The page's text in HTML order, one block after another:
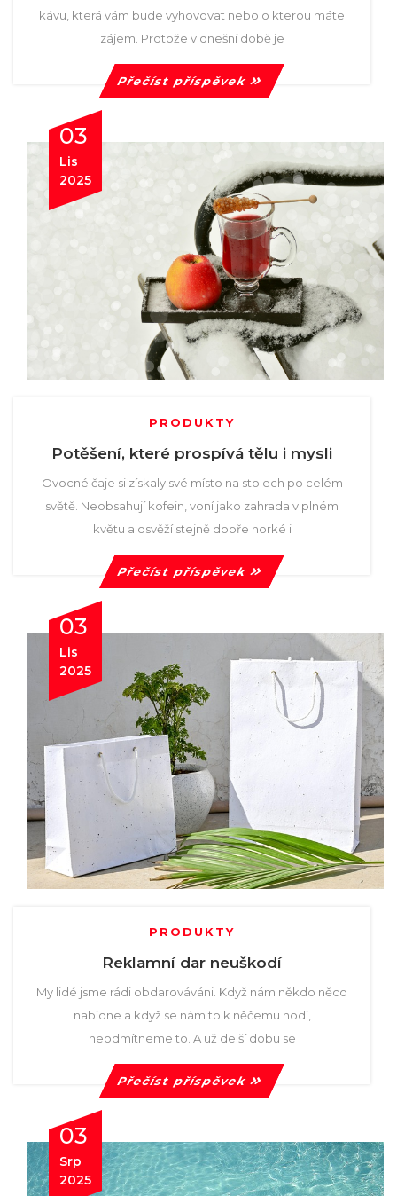
kávu, která vám bude vyhovovat nebo o kterou máte
zájem. Protože v dnešní době je
Přečíst příspěvek
03
Lis
2025
PRODUKTY
Potěšení, které prospívá tělu i mysli
Ovocné čaje si získaly své místo na stolech po celém
světě. Neobsahují kofein, voní jako zahrada v plném
květu a osvěží stejně dobře horké i
Přečíst příspěvek
03
Lis
2025
PRODUKTY
Reklamní dar neuškodí
My lidé jsme rádi obdarováváni. Když nám někdo něco
nabídne a když se nám to k něčemu hodí,
neodmítneme to. A už delší dobu se
Přečíst příspěvek
03
Srp
2025